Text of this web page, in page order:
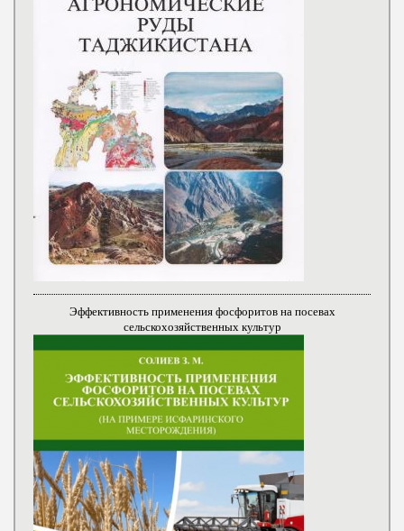
Эффективность применения фосфоритов на посевах
сельскохозяйственных культур